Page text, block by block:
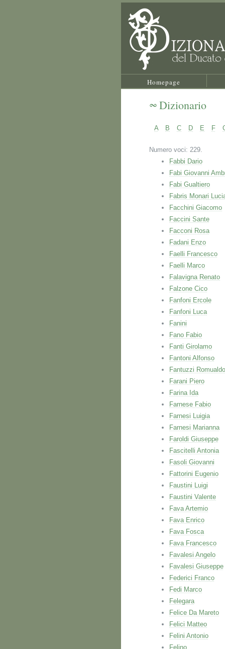
Homepage
Dizionario
A B C D E F
Numero voci: 229.
Fabbi Dario
Fabi Giovanni
Fabi Gualtiero
Fabris Monari
Facchini Giacomo
Faccini Sante
Facconi Rosa
Fadani Enzo
Faelli Francesco
Faelli Marco
Falavigna Renato
Falzone Cico
Fanfoni Ercole
Fanfoni Luca
Fanini
Fano Fabio
Fanti Girolamo
Fantoni Alfonso
Fantuzzi Romualdo
Farani Piero
Farina Ida
Farnese Fabio
Farnesi Luigia
Farnesi Marianna
Faroldi Giuseppe
Fascitelli Antonia
Fasoli Giovanni
Fattorini Eugenio
Faustini Luigi
Faustini Valente
Fava Artemio
Fava Enrico
Fava Fosca
Fava Francesco
Favalesi Angelo
Favalesi Giuseppe
Federici Franco
Fedi Marco
Felegara
Felice Da Mareto
Felici Matteo
Felini Antonio
Felino